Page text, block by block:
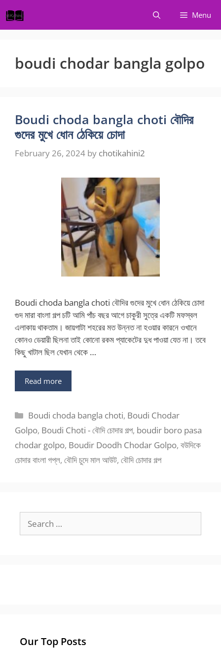
to
content
Menu
boudi chodar bangla golpo
Boudi choda bangla choti বৌদির
গুদের মুখে ধোন ঠেকিয়ে চোদা
February 26, 2024 by chotikahini2
Boudi choda bangla choti বৌদির গুদের মুখে ধোন ঠেকিয়ে চোদা
গুদ মারা বাংলা গল্প চটি আমি পাঁচ বছর আগে চাকুরী সুত্রে একটি মফস্বল
এলাকায় থাকতাম। জায়গাটা শহরের মত উন্নত না হওয়ার কারনে ওখানে
কোনও ডেয়ারী ছিলনা তাই কোনো রকম প্যাকেটের দুধ পাওয়া যেত না। তবে
কিছু খাটাল ছিল যেখান থেকে …
Read more
Categories
Boudi choda bangla choti, Boudi Chodar
Golpo, Boudi Choti - বৌদি চোদার গল্প, boudir boro pasa
chodar golpo, Boudir Doodh Chodar Golpo, বউদিকে
চোদার বাংলা গপ্ল, বৌদি চুদে মাল আউট, বৌদি চোদার গল্প
for:
Our Top Posts